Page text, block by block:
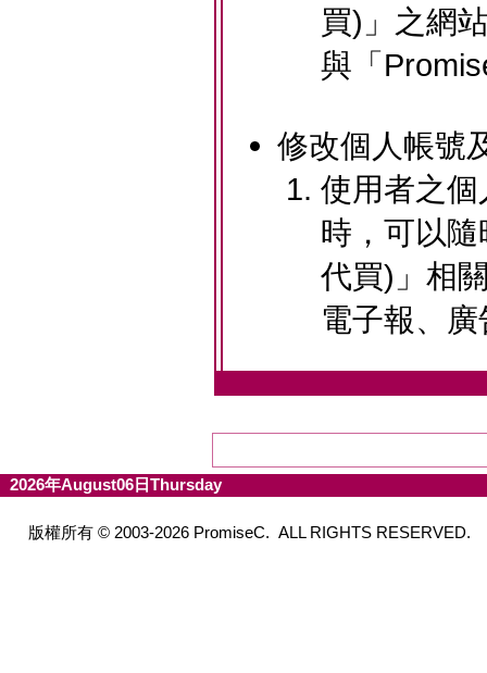
買)」之網
與「
修改個人帳號
使用者之
時，可以
代買)」相
電子報、
2026年August06日Thursday
版權所有 © 2003-2026 PromiseC. ALL RIGHTS RESERVED.